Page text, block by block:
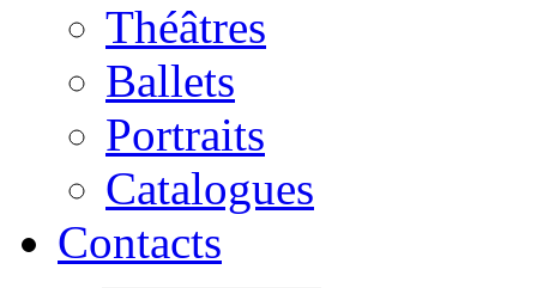
Théâtres
Ballets
Portraits
Catalogues
Contacts